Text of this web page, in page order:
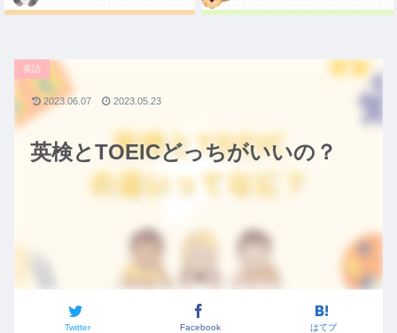
英検とTOEICどっちがいいの？
英語
Twitter Facebook はてブ
2023.06.07 2023.05.23